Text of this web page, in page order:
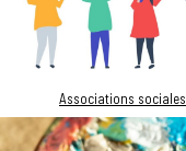
Associations sociales